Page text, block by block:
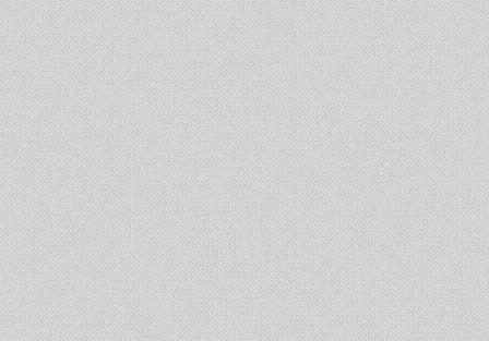
Según contaba al equipo de 'En Portada' que le visitó
hace tres meses
... Show more...
El increíble caso de Sammy - Ver
documental en RTVE
'En Portada' estrena 'El increíble caso de Sammy', con
motivo del fallecimiento de Sammy Basso, el paciente
de progeria más longevo del mundo.
Corporación de Radiotelevisión Española